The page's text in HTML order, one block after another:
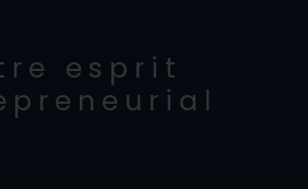
esprit